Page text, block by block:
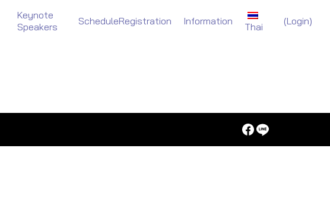
Keynote
Speakers
ScheduleRegistration Information Thai
(Login)